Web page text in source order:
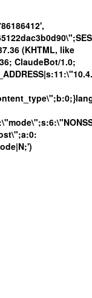
(KHTML, like
ClaudeBot/1.0;